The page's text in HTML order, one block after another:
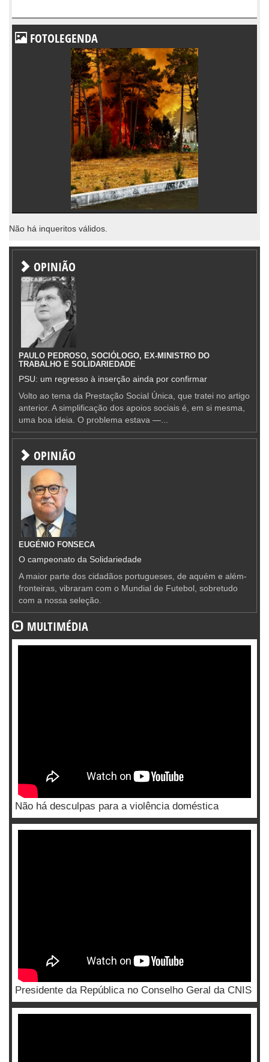
FOTOLEGENDA
Não há inqueritos válidos.
OPINIÃO
PAULO PEDROSO, SOCIÓLOGO, EX-MINISTRO DO
TRABALHO E SOLIDARIEDADE
PSU: um regresso à inserção ainda por confirmar
Volto ao tema da Prestação Social Única, que tratei no artigo
anterior. A simplificação dos apoios sociais é, em si mesma,
uma boa ideia. O problema estava —...
OPINIÃO
EUGÉNIO FONSECA
O campeonato da Solidariedade
A maior parte dos cidadãos portugueses, de aquém e além-
fronteiras, vibraram com o Mundial de Futebol, sobretudo
com a nossa seleção.
MULTIMÉDIA
Não há desculpas para a violência doméstica
Presidente da República no Conselho Geral da CNIS